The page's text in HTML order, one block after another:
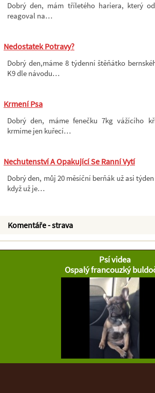
Dobrý den, mám tříletého hariera, který
reagoval na…
Nedostatek Potravy?
Dobrý den,máme 8 týdenní štěňátko
K9 dle návodu…
Krmení Psa
Dobrý den, máme fenečku 7kg vážícího
krmíme jen kuřecí…
Nechutenství A Opakující Se Ranní Vytí
Dobrý den, můj 20 měsíční berňák už asi
když už je…
Komentáře - strava
Psí videa
Ospalý francouzký